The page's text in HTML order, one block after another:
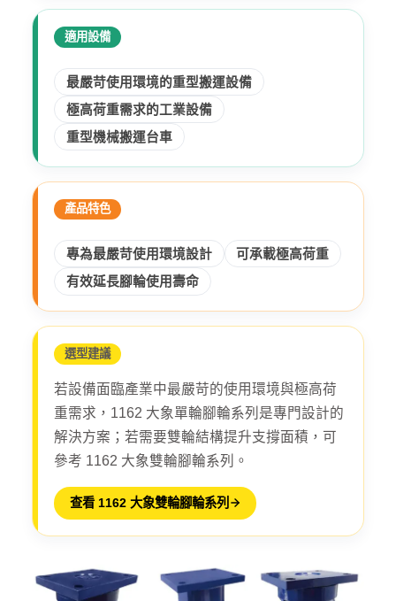
適用設備
最嚴苛使用環境的重型搬運設備
極高荷重需求的工業設備
重型機械搬運台車
產品特色
專為最嚴苛使用環境設計
可承載極高荷重
有效延長腳輪使用壽命
選型建議
若設備面臨產業中最嚴苛的使用環境與極高荷
重需求，1162 大象單輪腳輪系列是專門設計的
解決方案；若需要雙輪結構提升支撐面積，可
參考 1162 大象雙輪腳輪系列。
查看 1162 大象雙輪腳輪系列